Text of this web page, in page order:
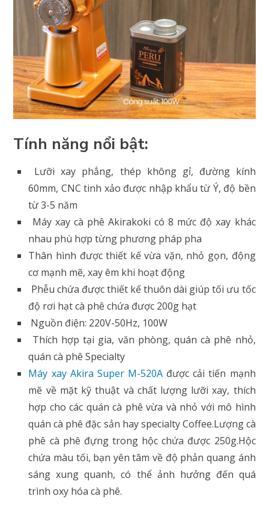
Tính năng nổi bật:
Lưỡi xay phẳng, thép không gỉ, đường kính
60mm, CNC tinh xảo được nhập khẩu từ Ý, độ bền
từ 3-5 năm
Máy xay cà phê Akirakoki có 8 mức độ xay khác
nhau phù hợp từng phương pháp pha
Thân hình được thiết kế vừa vặn, nhỏ gọn, động
cơ mạnh mẽ, xay êm khi hoạt động
Phễu chứa được thiết kế thuôn dài giúp tối ưu tốc
độ rơi hạt cà phê chứa được 200g hạt
Nguồn điện: 220V-50Hz, 100W
Thích hợp tại gia, văn phòng, quán cà phê nhỏ,
quán cà phê Specialty
Máy xay Akira Super M-520A được cải tiến mạnh
mẽ về mặt kỹ thuật và chất lượng lưỡi xay, thích
hợp cho các quán cà phê vừa và nhỏ với mô hình
quán cà phê đặc sản hay specialty Coffee.Lượng cà
phê cà phê đựng trong hộc chứa được 250g.Hộc
chứa màu tối, bạn yên tâm về độ phản quang ánh
sáng xung quanh, có thể ảnh hưởng đến quá
trình oxy hóa cà phê.